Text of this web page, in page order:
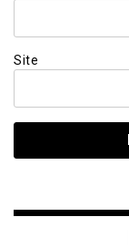
Site